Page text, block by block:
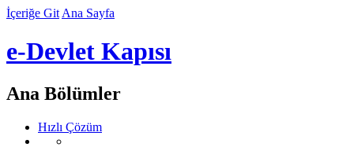
İçeriğe Git Ana Sayfa
e-Devlet Kapısı
Ana Bölümler
Hızlı Çözüm